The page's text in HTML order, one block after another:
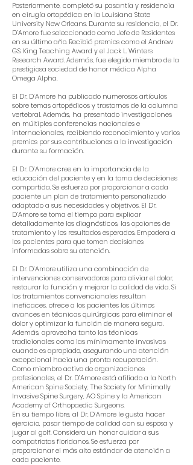
Posteriormente, completó su pasantía y residencia
en cirugía ortopédica en la Louisiana State
University New Orleans. Durante su residencia, el Dr.
D’Amore fue seleccionado como Jefe de Residentes
en su último año. Recibió premios como el Andrew
G.S. King Teaching Award y el Jack L. Winters
Research Award. Además, fue elegido miembro de la
prestigiosa sociedad de honor médica Alpha
Omega Alpha.
El Dr. D’Amore ha publicado numerosos artículos
sobre temas ortopédicos y trastornos de la columna
vertebral. Además, ha presentado investigaciones
en múltiples conferencias nacionales e
internacionales, recibiendo reconocimiento y varios
premios por sus contribuciones a la investigación
durante su formación.
El Dr. D’Amore cree en la importancia de la
educación del paciente y en la toma de decisiones
compartida. Se esfuerza por proporcionar a cada
paciente un plan de tratamiento personalizado
adaptado a sus necesidades y objetivos. El Dr.
D’Amore se toma el tiempo para explicar
detalladamente los diagnósticos, las opciones de
tratamiento y los resultados esperados. Empodera a
los pacientes para que tomen decisiones
informadas sobre su atención.
El Dr. D’Amore utiliza una combinación de
intervenciones conservadoras para aliviar el dolor,
restaurar la función y mejorar la calidad de vida. Si
los tratamientos convencionales resultan
ineficaces, ofrece a los pacientes los últimos
avances en técnicas quirúrgicas para eliminar el
dolor y optimizar la función de manera segura.
Además, aprovecha tanto las técnicas
tradicionales como las mínimamente invasivas
cuando es apropiado, asegurando una atención
excepcional hacia una pronta recuperación.
Como miembro activo de organizaciones
profesionales, el Dr. D’Amore está afiliado a la North
American Spine Society, The Society for Minimally
Invasive Spine Surgery, AO Spine y la American
Academy of Orthopaedic Surgeons.
En su tiempo libre, al Dr. D’Amore le gusta hacer
ejercicio, pasar tiempo de calidad con su esposa y
jugar al golf. Considera un honor cuidar a sus
compatriotas floridanos. Se esfuerza por
proporcionar el más alto estándar de atención a
cada paciente.